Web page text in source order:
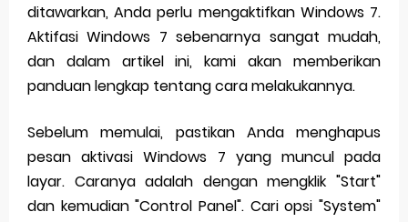
ditawarkan, Anda perlu mengaktifkan Windows 7.
Aktifasi Windows 7 sebenarnya sangat mudah,
dan dalam artikel ini, kami akan memberikan
panduan lengkap tentang cara melakukannya.
Sebelum memulai, pastikan Anda menghapus
pesan aktivasi Windows 7 yang muncul pada
layar. Caranya adalah dengan mengklik "Start"
dan kemudian "Control Panel". Cari opsi "System"